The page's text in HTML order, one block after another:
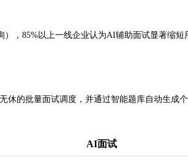
，85%以上一线企业认为AI辅助面试显著缩
的批量面试调度，并通过智能题库自动生成
AI面试